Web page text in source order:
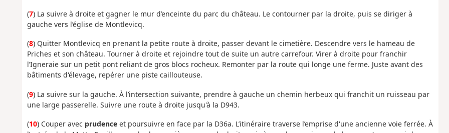
(7) La suivre à droite et gagner le mur d’enceinte du parc du château. Le contourner par la droite, puis se diriger à
gauche vers l’église de Montlevicq.
(8) Quitter Montlevicq en prenant la petite route à droite, passer devant le cimetière. Descendre vers le hameau de
Priches et son château. Tourner à droite et rejoindre tout de suite un autre carrefour. Virer à droite pour franchir
l’Igneraie sur un petit pont reliant de gros blocs rocheux. Remonter par la route qui longe une ferme. Juste avant des
bâtiments d'élevage, repérer une piste caillouteuse.
(9) La suivre sur la gauche. À l’intersection suivante, prendre à gauche un chemin herbeux qui franchit un ruisseau par
une large passerelle. Suivre une route à droite jusqu'à la D943.
(10) Couper avec prudenceet poursuivre en face par la D36a. L’itinéraire traverse l’emprise d'une ancienne voie ferrée. À